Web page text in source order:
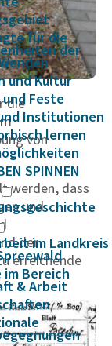
für die
der
und Kultur
Feste
Institutionen
lernen
SPINNEN
im Landkreis
Bereich
& Arbeit
die
von
werden, dass
und
der
erreichende